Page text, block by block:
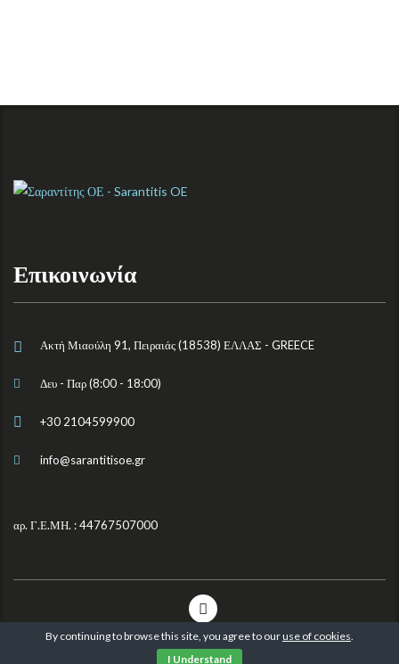
Επικοινωνία
Ακτή Μιαούλη 91, Πειραιάς (18538) ΕΛΛΑΣ - GREECE
Δευ - Παρ (8:00 - 18:00)
+30 2104599900
info@sarantitisoe.gr
αρ. Γ.Ε.ΜΗ. : 44767507000
© 2026 Sarantitis OE. All rights reserved.
By continuing to browse this site, you agree to ouruse of cookies.
I Understand